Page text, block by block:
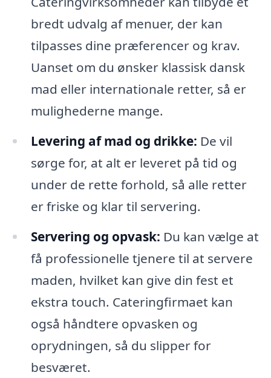
bredt udvalg af menuer, der kan
tilpasses dine præferencer og krav.
Uanset om du ønsker klassisk dansk
mad eller internationale retter, så er
mulighederne mange.
Levering af mad og drikke: De vil
sørge for, at alt er leveret på tid og
under de rette forhold, så alle retter
er friske og klar til servering.
Servering og opvask: Du kan vælge at
få professionelle tjenere til at servere
maden, hvilket kan give din fest et
ekstra touch. Cateringfirmaet kan
også håndtere opvasken og
oprydningen, så du slipper for
besværet.